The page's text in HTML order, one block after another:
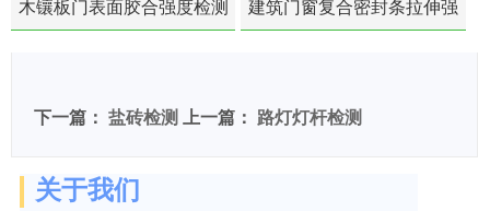
木镶板门表面胶合强度检测
建筑门窗复合密封条拉伸强
下一篇： 盐砖检测 上一篇： 路灯灯杆检测
关于我们